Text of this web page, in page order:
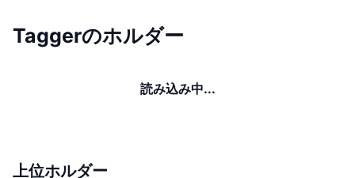
Taggerのホルダー
読み込み中...
上位ホルダー